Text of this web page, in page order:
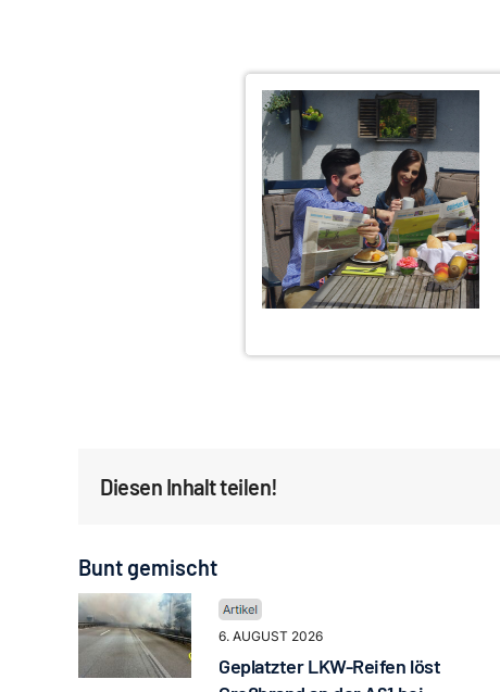
Diesen Inhalt teilen!
Bunt gemischt
6. AUGUST 2026
Geplatzter LKW-Reifen löst